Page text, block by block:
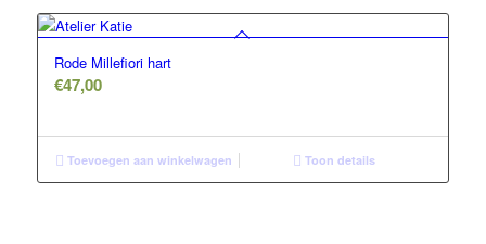
Rode Millefiori hart
€47,00
Toevoegen aan winkelwagen Toon details